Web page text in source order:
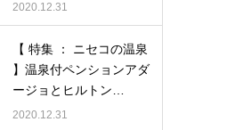
2020.12.31
【 特集 ： ニセコの温泉
】温泉付ペンションアダ
ージョとヒルトン…
2020.12.31